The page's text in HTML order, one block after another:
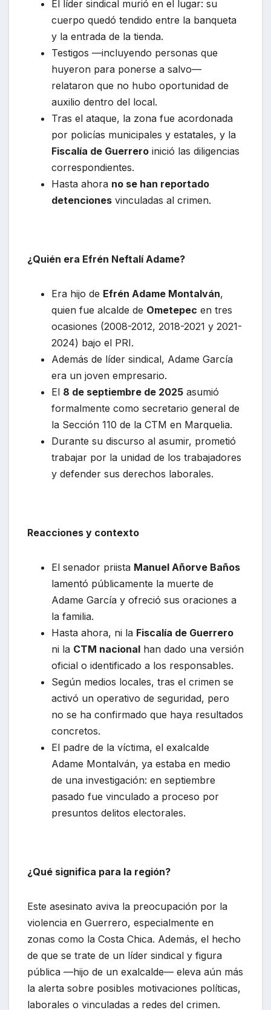
El líder sindical murió en el lugar: su
cuerpo quedó tendido entre la banqueta
y la entrada de la tienda.
Testigos —incluyendo personas que
huyeron para ponerse a salvo—
relataron que no hubo oportunidad de
auxilio dentro del local.
Tras el ataque, la zona fue acordonada
por policías municipales y estatales, y la
Fiscalía de Guerrero inició las diligencias
correspondientes.
Hasta ahora no se han reportado
detenciones vinculadas al crimen.
¿Quién era Efrén Neftalí Adame?
Era hijo de Efrén Adame Montalván,
quien fue alcalde de Ometepec en tres
ocasiones (2008-2012, 2018-2021 y 2021-
2024) bajo el PRI.
Además de líder sindical, Adame García
era un joven empresario.
El 8 de septiembre de 2025 asumió
formalmente como secretario general de
la Sección 110 de la CTM en Marquelia.
Durante su discurso al asumir, prometió
trabajar por la unidad de los trabajadores
y defender sus derechos laborales.
Reacciones y contexto
El senador priista Manuel Añorve Baños
lamentó públicamente la muerte de
Adame García y ofreció sus oraciones a
la familia.
Hasta ahora, ni la Fiscalía de Guerrero
ni la CTM nacional han dado una versión
oficial o identificado a los responsables.
Según medios locales, tras el crimen se
activó un operativo de seguridad, pero
no se ha confirmado que haya resultados
concretos.
El padre de la víctima, el exalcalde
Adame Montalván, ya estaba en medio
de una investigación: en septiembre
pasado fue vinculado a proceso por
presuntos delitos electorales.
¿Qué significa para la región?
Este asesinato aviva la preocupación por la
violencia en Guerrero, especialmente en
zonas como la Costa Chica. Además, el hecho
de que se trate de un líder sindical y figura
pública —hijo de un exalcalde— eleva aún más
la alerta sobre posibles motivaciones políticas,
laborales o vinculadas a redes del crimen.